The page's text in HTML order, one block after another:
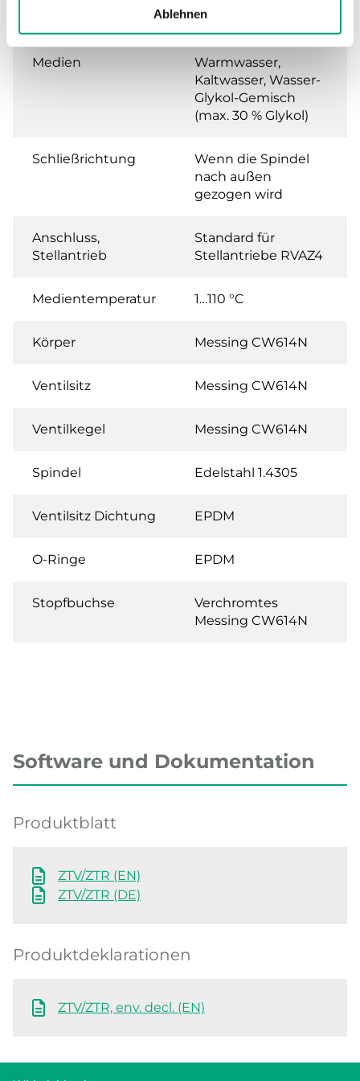
AblehnenLeckrate)
Medien
Warmwasser,
Kaltwasser, Wasser-
Glykol-Gemisch
(max. 30 % Glykol)
Schließrichtung
Wenn die Spindel
nach außen
gezogen wird
Anschluss,
Stellantrieb
Standard für
Stellantriebe RVAZ4
Medientemperatur 1…110 °C
Körper Messing CW614N
Ventilsitz Messing CW614N
Ventilkegel Messing CW614N
Spindel Edelstahl 1.4305
Ventilsitz Dichtung EPDM
O-Ringe EPDM
Stopfbuchse
Verchromtes
Messing CW614N
Software und Dokumentation
Produktblatt
ZTV/ZTR (EN)
ZTV/ZTR (DE)
Produktdeklarationen
ZTV/ZTR, env. decl. (EN)